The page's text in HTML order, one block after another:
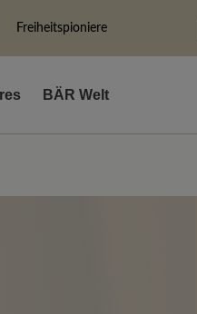
Freiheitspioniere
BÄR Welt